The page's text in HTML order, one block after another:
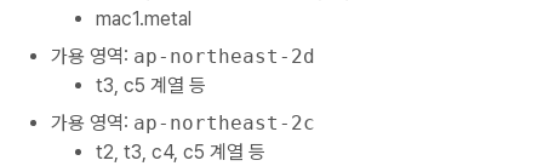
mac1.metal
가용 영역: ap-northeast-2d
t3, c5 계열 등
가용 영역: ap-northeast-2c
t2, t3, c4, c5 계열 등